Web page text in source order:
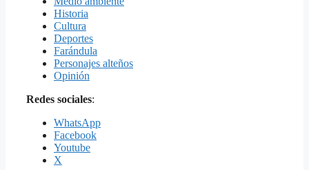
Historia
Cultura
Deportes
Farándula
Personajes alteños
Opinión
Redes sociales:
WhatsApp
Facebook
Youtube
X